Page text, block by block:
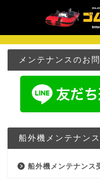
メンテナンスのお
船外機メンテナン
船外機メンテナンス